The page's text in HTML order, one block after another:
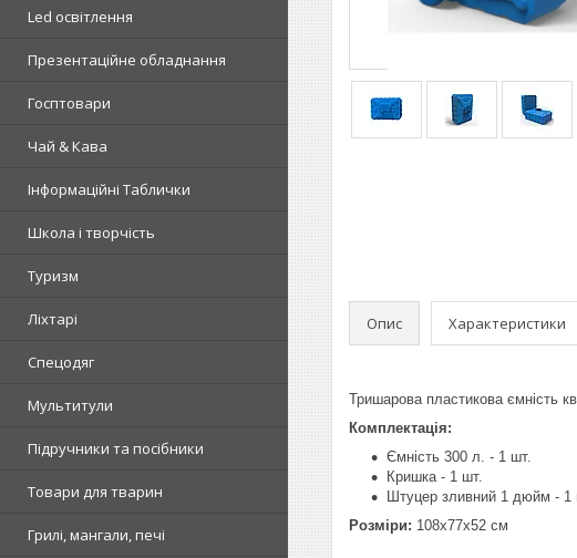
Led освітлення
Презентаційне обладнання
Госптовари
Чай & Кава
Інформаційні Таблички
Школа і творчість
Туризм
Ліхтарі
Спецодяг
Мультитули
Підручники та посібники
Товари для тварин
Грилі, мангали, печі
Опис Характеристики
Тришарова пластикова ємність
Комплектація:
Ємність 300 л. - 1 шт.
Кришка - 1 шт.
Штуцер зливний 1 дюйм - 1
Розміри: 108х77х52 см